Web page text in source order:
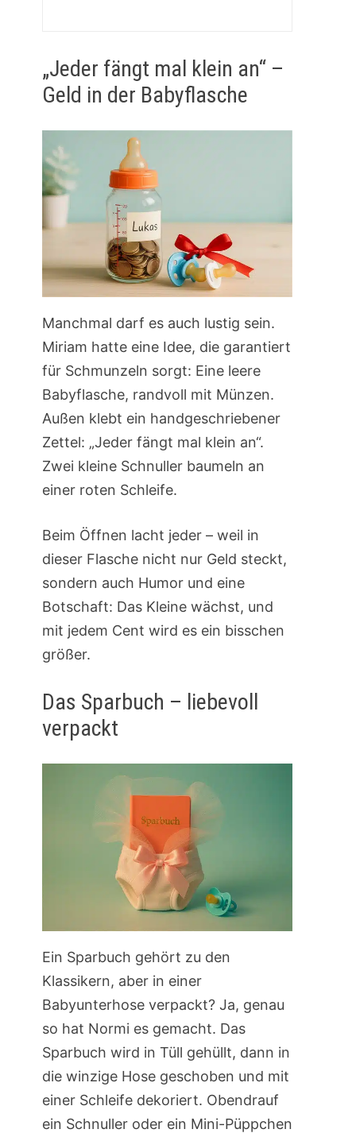
„Jeder fängt mal klein an“ –
Geld in der Babyflasche
Manchmal darf es auch lustig sein.
Miriam hatte eine Idee, die garantiert
für Schmunzeln sorgt: Eine leere
Babyflasche, randvoll mit Münzen.
Außen klebt ein handgeschriebener
Zettel: „Jeder fängt mal klein an“.
Zwei kleine Schnuller baumeln an
einer roten Schleife.
Beim Öffnen lacht jeder – weil in
dieser Flasche nicht nur Geld steckt,
sondern auch Humor und eine
Botschaft: Das Kleine wächst, und
mit jedem Cent wird es ein bisschen
größer.
Das Sparbuch – liebevoll
verpackt
Ein Sparbuch gehört zu den
Klassikern, aber in einer
Babyunterhose verpackt? Ja, genau
so hat Normi es gemacht. Das
Sparbuch wird in Tüll gehüllt, dann in
die winzige Hose geschoben und mit
einer Schleife dekoriert. Obendrauf
ein Schnuller oder ein Mini-Püppchen